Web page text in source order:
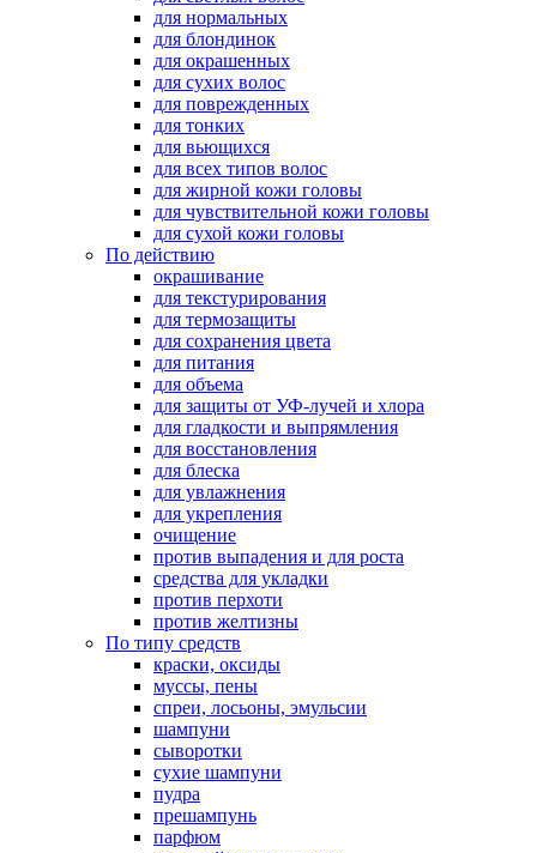
для нормальных
для блондинок
для окрашенных
для сухих волос
для поврежденных
для тонких
для вьющихся
для всех типов волос
для жирной кожи головы
для чувствительной кожи головы
для сухой кожи головы
По действию
окрашивание
для текстурирования
для термозащиты
для сохранения цвета
для питания
для объема
для защиты от УФ-лучей и хлора
для гладкости и выпрямления
для восстановления
для блеска
для увлажнения
для укрепления
очищение
против выпадения и для роста
средства для укладки
против перхоти
против желтизны
По типу средств
краски, оксиды
муссы, пены
спреи, лосьоны, эмульсии
шампуни
сыворотки
сухие шампуни
пудра
прешампунь
парфюм